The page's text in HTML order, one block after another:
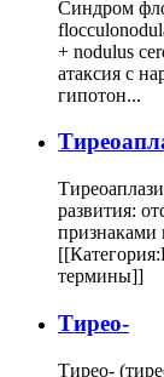
Синдром
+ nodulus
атаксия с
гипотон...
развития:
признаками
термины]]
Тирео-
Тирео-